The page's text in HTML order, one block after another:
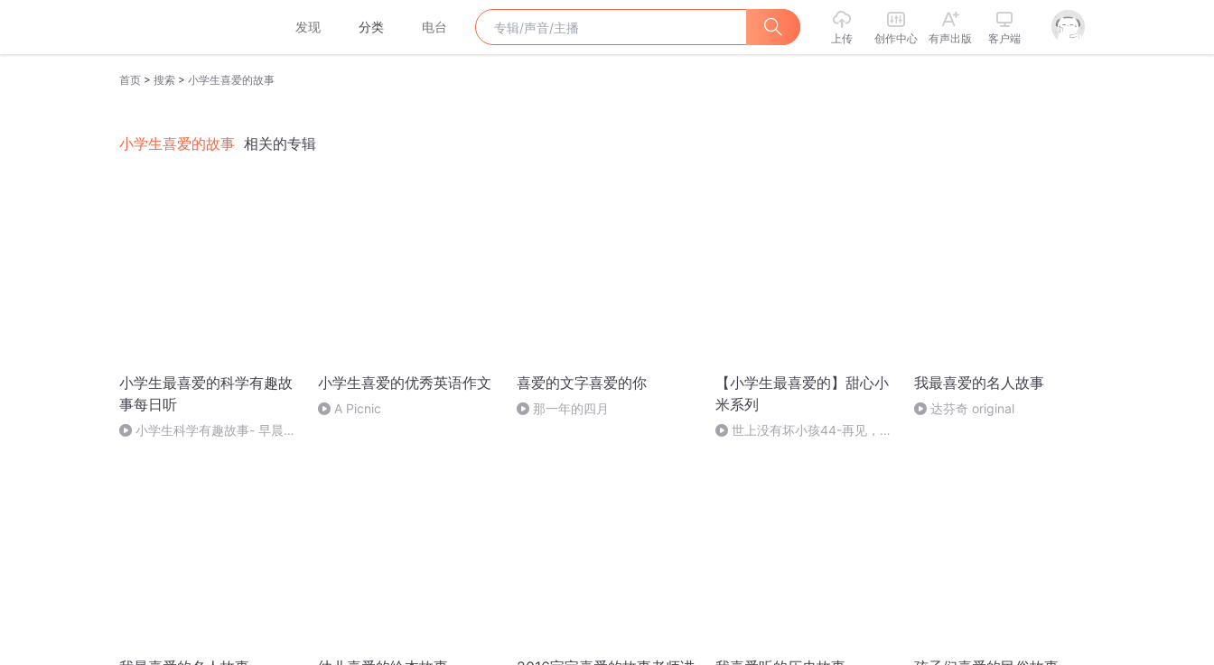
发现 分类 电台
上传 创作中心 有声出版 客户端
首页 > 搜索 > 小学生喜爱的故事
小学生喜爱的故事 相关的专辑
小学生最喜爱的科学有趣故
事每日听
小学生科学有趣故事- 早晨读
小学生喜爱的优秀英语作文
A Picnic
喜爱的文字喜爱的你
那一年的四月
【小学生最喜爱的】甜心小
米系列
世上没有坏小孩44-再见，大
我最喜爱的名人故事
达芬奇 original